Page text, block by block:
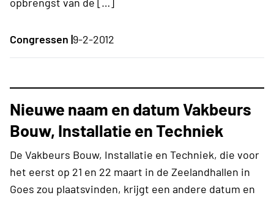
Congressen |9-2-2012
Nieuwe naam en datum Vakbeurs
Bouw, Installatie en Techniek
De Vakbeurs Bouw, Installatie en Techniek, die voor
het eerst op 21 en 22 maart in de Zeelandhallen in
Goes zou plaatsvinden, krijgt een andere datum en